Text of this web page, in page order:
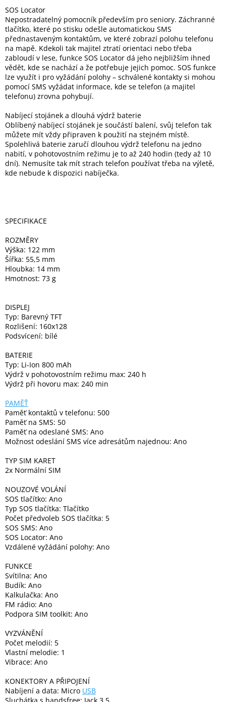
Sestavy
počítačů
Inpraise
Kamerové
systémy
MILESIGHT
Doprodej
Přihlášení
SOS Locator
Nepostradatelný pomocník především pro seniory. Záchranné
tlačítko, které po stisku odešle automatickou SMS
přednastaveným kontaktům, ve které zobrazí polohu telefonu
na mapě. Kdekoli tak majitel ztratí orientaci nebo třeba
zabloudí v lese, funkce SOS Locator dá jeho nejbližším ihned
vědět, kde se nachází a že potřebuje jejich pomoc. SOS funkce
lze využít i pro vyžádání polohy – schválené kontakty si mohou
pomocí SMS vyžádat informace, kde se telefon (a majitel
telefonu) zrovna pohybují.
Nabíjecí stojánek a dlouhá výdrž baterie
Oblíbený nabíjecí stojánek je součástí balení, svůj telefon tak
můžete mít vždy připraven k použití na stejném místě.
Spolehlivá baterie zaručí dlouhou výdrž telefonu na jedno
nabití, v pohotovostním režimu je to až 240 hodin (tedy až 10
dní). Nemusíte tak mít strach telefon používat třeba na výletě,
kde nebude k dispozici nabíječka.
SPECIFIKACE
ROZMĚRY
Výška: 122 mm
Šířka: 55,5 mm
Hloubka: 14 mm
Hmotnost: 73 g
DISPLEJ
Typ: Barevný TFT
Rozlišení: 160x128
Podsvícení: bílé
BATERIE
Typ: Li-Ion 800 mAh
Výdrž v pohotovostním režimu max: 240 h
Výdrž při hovoru max: 240 min
PAMĚŤ
Paměť kontaktů v telefonu: 500
Paměť na SMS: 50
Paměť na odeslané SMS: Ano
Možnost odeslání SMS více adresátům najednou: Ano
TYP SIM KARET
2x Normální SIM
NOUZOVÉ VOLÁNÍ
SOS tlačítko: Ano
Typ SOS tlačítka: Tlačítko
Počet předvoleb SOS tlačítka: 5
SOS SMS: Ano
SOS Locator: Ano
Vzdálené vyžádání polohy: Ano
FUNKCE
Svítilna: Ano
Budík: Ano
Kalkulačka: Ano
FM rádio: Ano
Podpora SIM toolkit: Ano
VYZVÁNĚNÍ
Počet melodií: 5
Vlastní melodie: 1
Vibrace: Ano
KONEKTORY A PŘIPOJENÍ
Nabíjení a data: Micro USB